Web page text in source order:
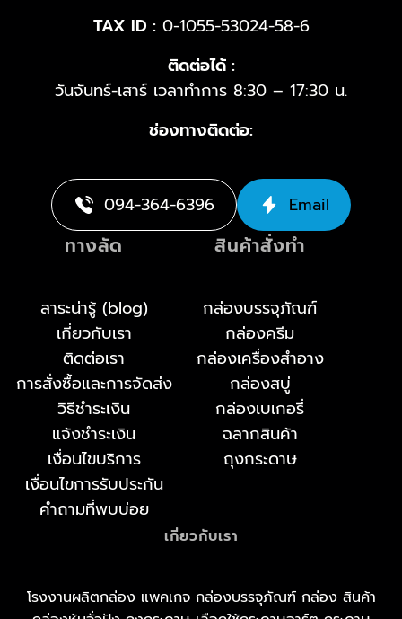
TAX ID :0-1055-53024-58-6
ติดต่อได้ :
วันจันทร์-เสาร์ เวลาทำการ 8:30 – 17:30 น.
ช่องทางติดต่อ:
094-364-6396 Email
ทางลัด
สาระน่ารู้ (blog)
เกี่ยวกับเรา
ติดต่อเรา
การสั่งซื้อและการจัดส่ง
วิธีชำระเงิน
แจ้งชำระเงิน
เงื่อนไขบริการ
เงื่อนไขการรับประกัน
คำถามที่พบบ่อย
สินค้าสั่งทำ
กล่องบรรจุภัณฑ์
กล่องครีม
กล่องเครื่องสำอาง
กล่องสบู่
กล่องเบเกอรี่
ฉลากสินค้า
ถุงกระดาษ
เกี่ยวกับเรา
โรงงานผลิตกล่อง แพคเกจ กล่องบรรจุภัณฑ์ กล่อง สินค้า